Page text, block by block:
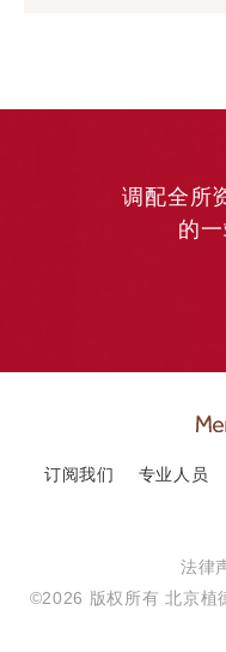
调配全所
的
订阅我们 专业人员
法律
©2026 版权所有 北京植